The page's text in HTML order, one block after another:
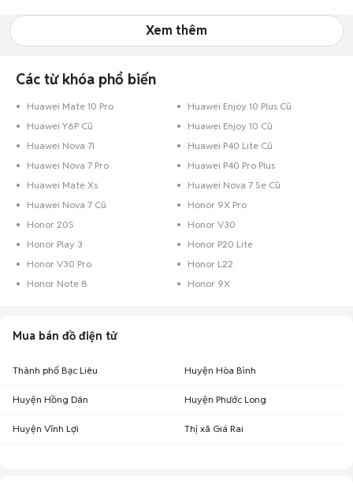
Xem thêm
Các từ khóa phổ biến
Huawei Mate 10 Pro
Huawei Enjoy 10 Plus Cũ
Huawei Y6P Cũ
Huawei Enjoy 10 Cũ
Huawei Nova 7I
Huawei P40 Lite Cũ
Huawei Nova 7 Pro
Huawei P40 Pro Plus
Huawei Mate Xs
Huawei Nova 7 Se Cũ
Huawei Nova 7 Cũ
Honor 9X Pro
Honor 20S
Honor V30
Honor Play 3
Honor P20 Lite
Honor V30 Pro
Honor L22
Honor Note 8
Honor 9X
Mua bán đồ điện tử
Thành phố Bạc Liêu Huyện Hòa Bình
Huyện Hồng Dân Huyện Phước Long
Huyện Vĩnh Lợi Thị xã Giá Rai